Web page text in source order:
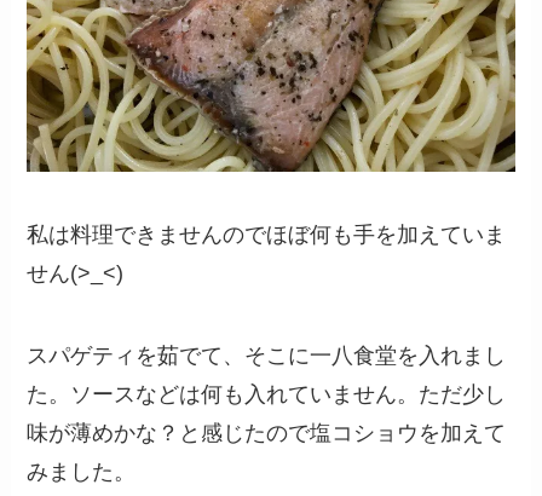
私は料理できませんのでほぼ何も手を加えていま
せん(>_<)
スパゲティを茹でて、そこに一八食堂を入れまし
た。ソースなどは何も入れていません。ただ少し
味が薄めかな？と感じたので塩コショウを加えて
みました。